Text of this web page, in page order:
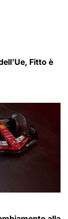
Fitto è